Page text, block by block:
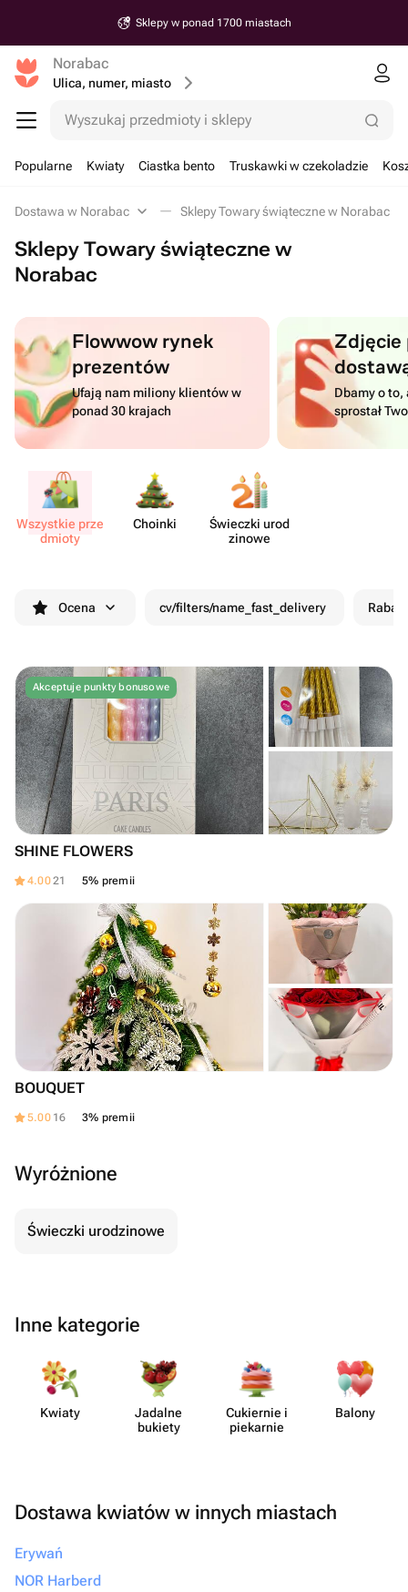
Sklepy w ponad 1700 miastach
Norabac
Ulica, numer, miasto
Wyszukaj przedmioty i sklepy
Popularne Kwiaty Ciastka bento Truskawki w czekoladzie
Dostawa w Norabac Sklepy Towary świąteczne w Norabac
Sklepy Towary świąteczne w
Norabac
Flowwow rynek
prezentów
Ufają nam miliony klientów w
ponad 30 krajach
Dbamy o to,
sprostał
Wszystkie prze​
dmioty
Choinki
Świeczki urod​
zinowe
Ocena cv/filters/name_fast_delivery Rabaty
Akceptuje punkty bonusowe
SHINE FLOWERS
4.0021 5% premii
BOUQUET
5.00 16 3% premii
Wyróżnione
Świeczki urodzinowe
Inne kategorie
Kwiaty
Jadalne
bukiety
Cukiernie i
piekarnie
Balony
Dostawa kwiatów w innych miastach
Erywań
NOR Harberd